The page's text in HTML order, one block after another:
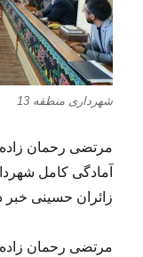
شهرداری منطقه 13
زائران حسینی خبر
مرتضی رحمان